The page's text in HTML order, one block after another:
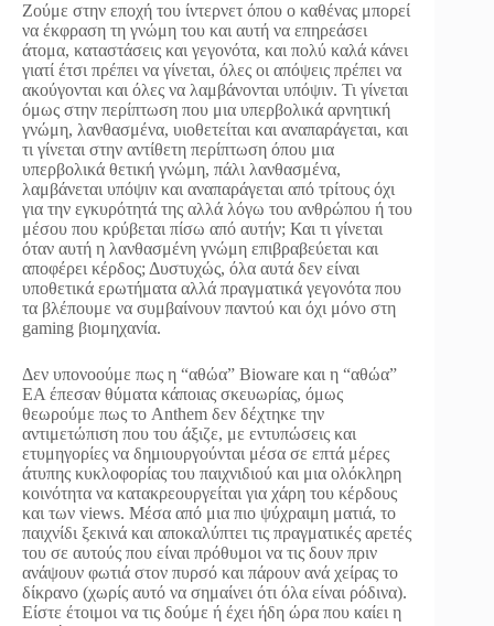
Ζούμε στην εποχή του ίντερνετ όπου ο καθένας μπορεί
να έκφραση τη γνώμη του και αυτή να επηρεάσει
άτομα, καταστάσεις και γεγονότα, και πολύ καλά κάνει
γιατί έτσι πρέπει να γίνεται, όλες οι απόψεις πρέπει να
ακούγονται και όλες να λαμβάνονται υπόψιν. Τι γίνεται
όμως στην περίπτωση που μια υπερβολικά αρνητική
γνώμη, λανθασμένα, υιοθετείται και αναπαράγεται, και
τι γίνεται στην αντίθετη περίπτωση όπου μια
υπερβολικά θετική γνώμη, πάλι λανθασμένα,
λαμβάνεται υπόψιν και αναπαράγεται από τρίτους όχι
για την εγκυρότητά της αλλά λόγω του ανθρώπου ή του
μέσου που κρύβεται πίσω από αυτήν; Και τι γίνεται
όταν αυτή η λανθασμένη γνώμη επιβραβεύεται και
αποφέρει κέρδος; Δυστυχώς, όλα αυτά δεν είναι
υποθετικά ερωτήματα αλλά πραγματικά γεγονότα που
τα βλέπουμε να συμβαίνουν παντού και όχι μόνο στη
gaming βιομηχανία.
Δεν υπονοούμε πως η “αθώα” Bioware και η “αθώα”
EA έπεσαν θύματα κάποιας σκευωρίας, όμως
θεωρούμε πως το Anthem δεν δέχτηκε την
αντιμετώπιση που του άξιζε, με εντυπώσεις και
ετυμηγορίες να δημιουργούνται μέσα σε επτά μέρες
άτυπης κυκλοφορίας του παιχνιδιού και μια ολόκληρη
κοινότητα να κατακρεουργείται για χάρη του κέρδους
και των views. Μέσα από μια πιο ψύχραιμη ματιά, το
παιχνίδι ξεκινά και αποκαλύπτει τις πραγματικές αρετές
του σε αυτούς που είναι πρόθυμοι να τις δουν πριν
ανάψουν φωτιά στον πυρσό και πάρουν ανά χείρας το
δίκρανο (χωρίς αυτό να σημαίνει ότι όλα είναι ρόδινα).
Είστε έτοιμοι να τις δούμε ή έχει ήδη ώρα που καίει η